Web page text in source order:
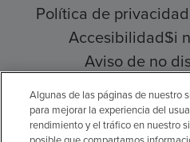
Política de privacidad
AccesibilidadSi
Aviso de no
Cumplimiento de
Algunas de las páginas de nuestro
para mejorar la experiencia del
rendimiento y el tráfico en nuestro